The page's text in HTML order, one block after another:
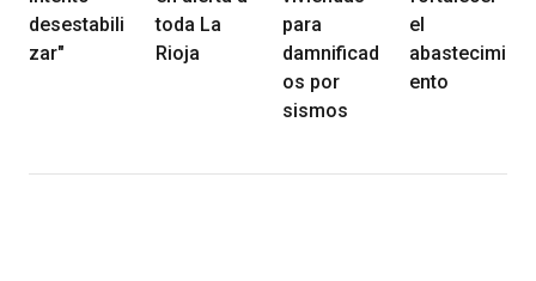
desestabili
zar"
toda La
Rioja
para
damnificad
os por
sismos
el
abastecimi
ento